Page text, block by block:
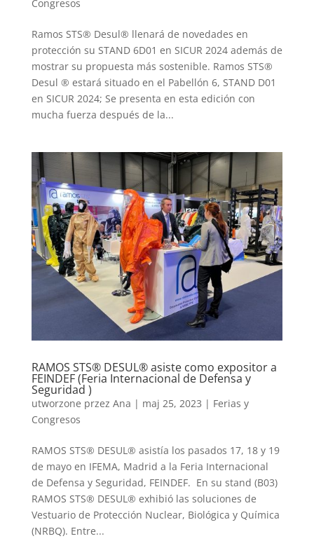
Congresos
Ramos STS® Desul® llenará de novedades en
protección su STAND 6D01 en SICUR 2024 además de
mostrar su propuesta más sostenible. Ramos STS®
Desul ® estará situado en el Pabellón 6, STAND D01
en SICUR 2024; Se presenta en esta edición con
mucha fuerza después de la...
RAMOS STS® DESUL® asiste como expositor a
FEINDEF (Feria Internacional de Defensa y
Seguridad )
utworzone przez Ana | maj 25, 2023 | Ferias y
Congresos
RAMOS STS® DESUL® asistía los pasados 17, 18 y 19
de mayo en IFEMA, Madrid a la Feria Internacional
de Defensa y Seguridad, FEINDEF. En su stand (B03)
RAMOS STS® DESUL® exhibió las soluciones de
Vestuario de Protección Nuclear, Biológica y Química
(NRBQ). Entre...